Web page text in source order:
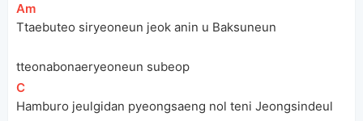
[
Am
Ttaebuteo siryeoneun jeok anin u Baksuneun
tteonabonaeryeoneun subeop
[
C
Hamburo jeulgidan pyeongsaeng nol teni Jeongsindeul